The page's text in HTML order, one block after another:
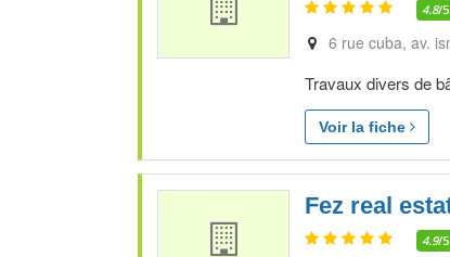
4.8/
6 rue cuba, av.
Travaux divers de
Voir la fiche
Fez real
4.9/